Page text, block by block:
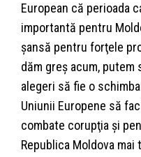
European că perioada
importantă pentru
şansă pentru forţele
dăm greş acum,
alegeri să fie o
Uniunii Europene să
combate corupţia şi
Republica Moldova